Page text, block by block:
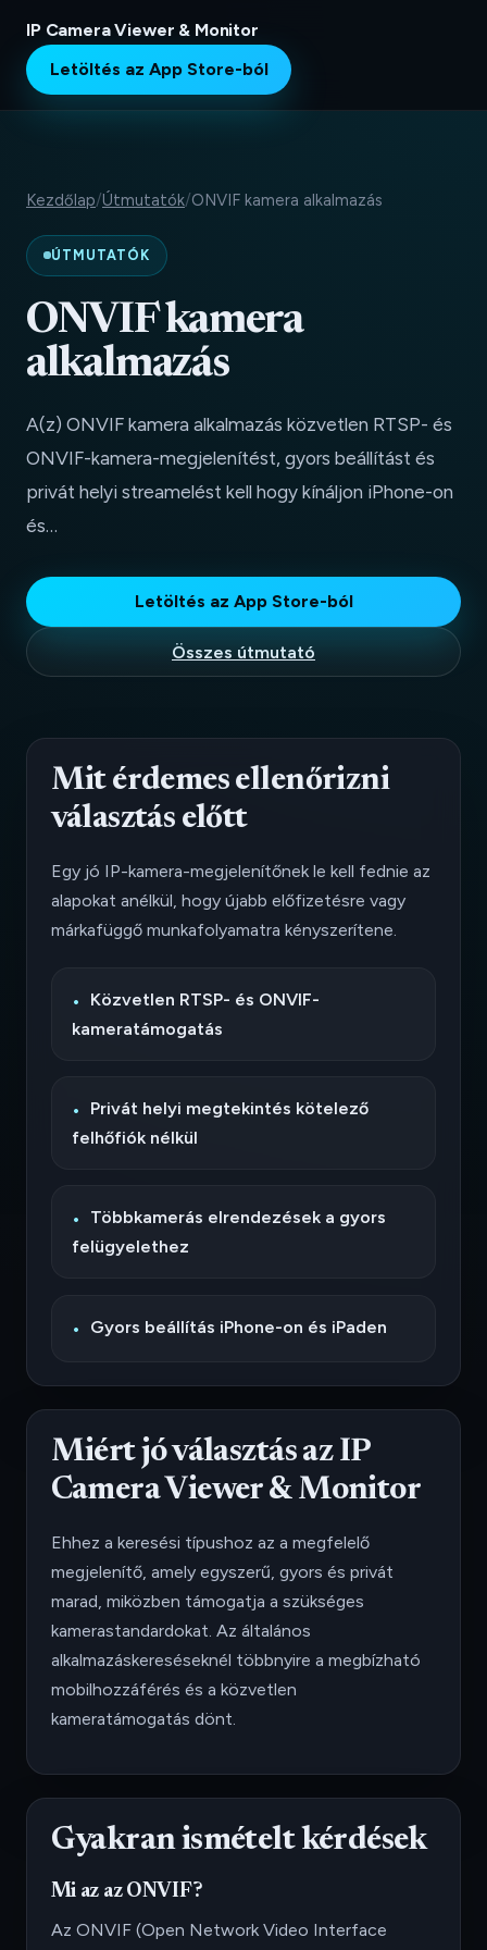
IP Camera Viewer & Monitor
Letöltés az App Store-ból
Kezdőlap/Útmutatók/ONVIF kamera alkalmazás
ÚTMUTATÓK
ONVIF kamera
alkalmazás
A(z) ONVIF kamera alkalmazás közvetlen RTSP- és
ONVIF-kamera-megjelenítést, gyors beállítást és
privát helyi streamelést kell hogy kínáljon iPhone-on
és…
Letöltés az App Store-ból
Összes útmutató
Mit érdemes ellenőrizni
választás előtt
Egy jó IP-kamera-megjelenítőnek le kell fednie az
alapokat anélkül, hogy újabb előfizetésre vagy
márkafüggő munkafolyamatra kényszerítene.
Közvetlen RTSP- és ONVIF-
kameratámogatás
Privát helyi megtekintés kötelező
felhőfiók nélkül
Többkamerás elrendezések a gyors
felügyelethez
Gyors beállítás iPhone-on és iPaden
Miért jó választás az IP
Camera Viewer & Monitor
Ehhez a keresési típushoz az a megfelelő
megjelenítő, amely egyszerű, gyors és privát
marad, miközben támogatja a szükséges
kamerastandardokat. Az általános
alkalmazáskereséseknél többnyire a megbízható
mobilhozzáférés és a közvetlen
kameratámogatás dönt.
Gyakran ismételt kérdések
Mi az az ONVIF?
Az ONVIF (Open Network Video Interface